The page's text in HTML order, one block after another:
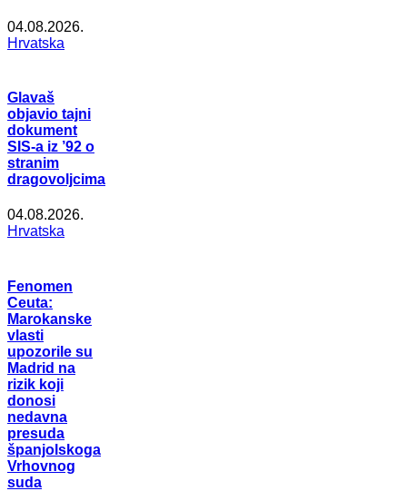
04.08.2026.
Hrvatska
Glavaš
objavio tajni
dokument
SIS-a iz ’92 o
stranim
dragovoljcima
04.08.2026.
Hrvatska
Fenomen
Ceuta:
Marokanske
vlasti
upozorile su
Madrid na
rizik koji
donosi
nedavna
presuda
španjolskoga
Vrhovnog
suda